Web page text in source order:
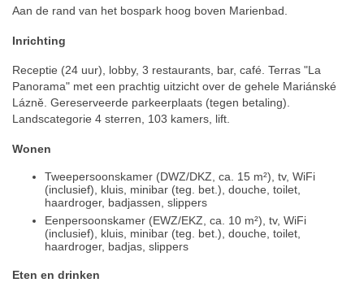
Aan de rand van het bospark hoog boven Marienbad.
Inrichting
Receptie (24 uur), lobby, 3 restaurants, bar, café. Terras "La
Panorama" met een prachtig uitzicht over de gehele Mariánské
Lázně. Gereserveerde parkeerplaats (tegen betaling).
Landscategorie 4 sterren, 103 kamers, lift.
Wonen
Tweepersoonskamer (DWZ/DKZ, ca. 15 m²), tv, WiFi
(inclusief), kluis, minibar (teg. bet.), douche, toilet,
haardroger, badjassen, slippers
Eenpersoonskamer (EWZ/EKZ, ca. 10 m²), tv, WiFi
(inclusief), kluis, minibar (teg. bet.), douche, toilet,
haardroger, badjas, slippers
Eten en drinken